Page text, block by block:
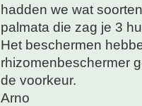
hadden we wat
palmata die zag je 3
Het beschermen
rhizomenbeschermer
de voorkeur.
Arno